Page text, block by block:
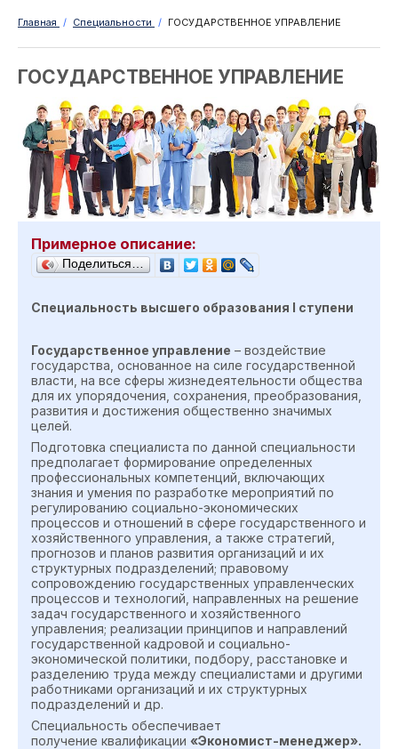
Главная / Специальности / ГОСУДАРСТВЕННОЕ УПРАВЛЕНИЕ
ГОСУДАРСТВЕННОЕ УПРАВЛЕНИЕ
Примерное описание:
Поделиться…
Специальность высшего образования I ступени
Государственное управление – воздействие
государства, основанное на силе государственной
власти, на все сферы жизнедеятельности общества
для их упорядочения, сохранения, преобразования,
развития и достижения общественно значимых
целей.
Подготовка специалиста по данной специальности
предполагает формирование определенных
профессиональных компетенций, включающих
знания и умения по разработке мероприятий по
регулированию социально-экономических
процессов и отношений в сфере государственного и
хозяйственного управления, а также стратегий,
прогнозов и планов развития организаций и их
структурных подразделений; правовому
сопровождению государственных управленческих
процессов и технологий, направленных на решение
задач государственного и хозяйственного
управления; реализации принципов и направлений
государственной кадровой и социально-
экономической политики, подбору, расстановке и
разделению труда между специалистами и другими
работниками организаций и их структурных
подразделений и др.
Специальность обеспечивает
получение квалификации «Экономист-менеджер».